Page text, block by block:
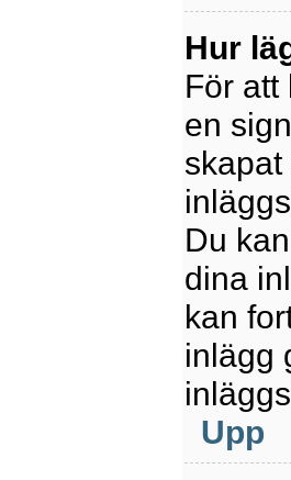
Hur
För att
en
Du
dina
kan
inlägg
Upp